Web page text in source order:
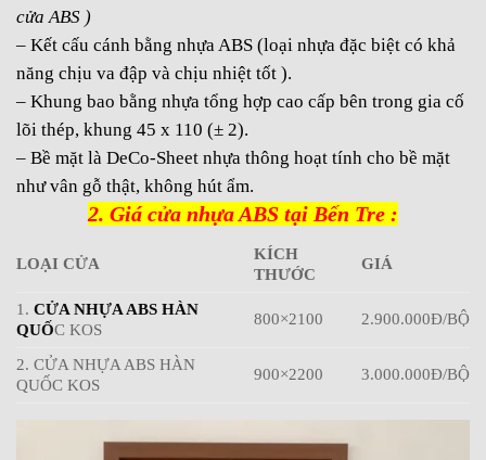
cửa ABS )
– Kết cấu cánh bằng nhựa ABS (loại nhựa đặc biệt có khả
năng chịu va đập và chịu nhiệt tốt ).
– Khung bao bằng nhựa tổng hợp cao cấp bên trong gia cố
lõi thép, khung 45 x 110 (± 2).
– Bề mặt là DeCo-Sheet nhựa thông hoạt tính cho bề mặt
như vân gỗ thật, không hút ẩm.
2. Giá cửa nhựa ABS tại Bến Tre :
LOẠI CỬA
KÍCH
THƯỚC
GIÁ
1. CỬA NHỰA ABS HÀN
QUỐC KOS
800×2100 2.900.000Đ/BỘ
2. CỬA NHỰA ABS HÀN
QUỐC KOS
900×2200 3.000.000Đ/BỘ